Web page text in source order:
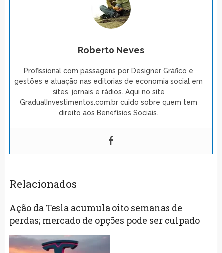
Roberto Neves
Profissional com passagens por Designer Gráfico e
gestões e atuação nas editorias de economia social em
sites, jornais e rádios. Aqui no site
GradualInvestimentos.com.br cuido sobre quem tem
direito aos Benefísios Sociais.
Relacionados
Ação da Tesla acumula oito semanas de
perdas; mercado de opções pode ser culpado